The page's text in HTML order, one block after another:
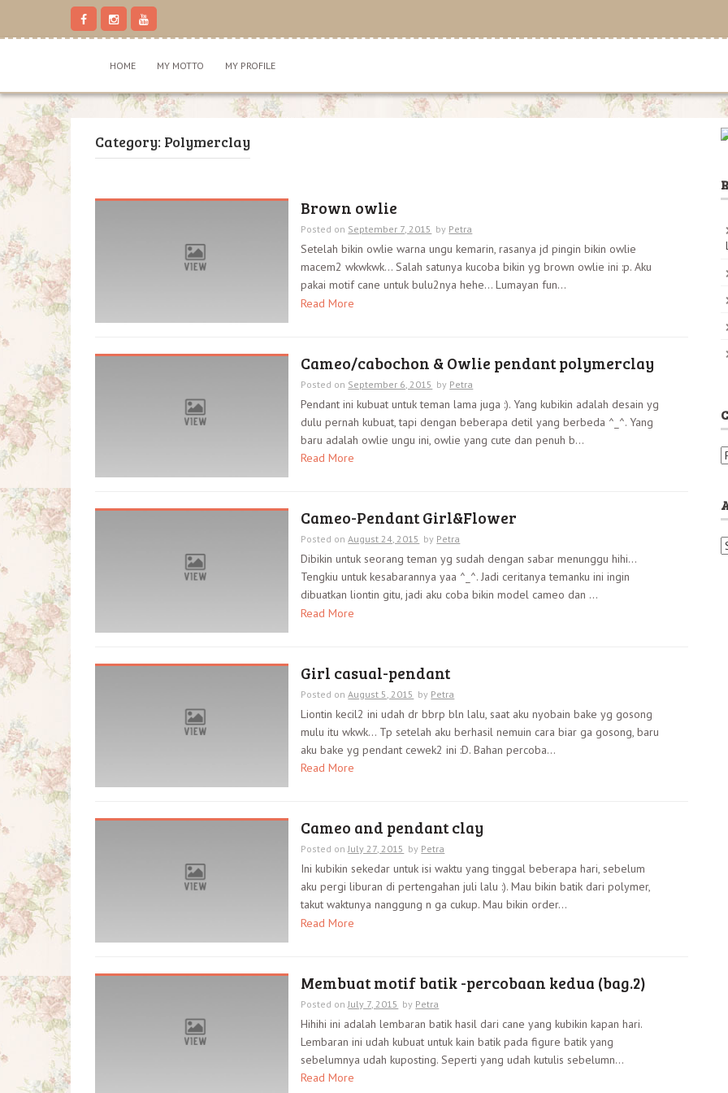
i
o
t
e
n
t
HOME MY MOTTO MY PROFILE
Category: Polymerclay
Brown owlie
Posted on September 7, 2015 by Petra
Setelah bikin owlie warna ungu kemarin, rasanya jd pingin bikin owlie
macem2 wkwkwk… Salah satunya kucoba bikin yg brown owlie ini :p. Aku
pakai motif cane untuk bulu2nya hehe… Lumayan fun...
Read More
Cameo/cabochon & Owlie pendant polymerclay
Posted on September 6, 2015 by Petra
Pendant ini kubuat untuk teman lama juga :). Yang kubikin adalah desain yg
dulu pernah kubuat, tapi dengan beberapa detil yang berbeda ^_^. Yang
baru adalah owlie ungu ini, owlie yang cute dan penuh b...
Read More
Cameo-Pendant Girl&Flower
Posted onAugust 24, 2015 by Petra
Dibikin untuk seorang teman yg sudah dengan sabar menunggu hihi…
Tengkiu untuk kesabarannya yaa ^_^. Jadi ceritanya temanku ini ingin
dibuatkan liontin gitu, jadi aku coba bikin model cameo dan ...
Read More
Girl casual-pendant
Posted onAugust 5, 2015 by Petra
Liontin kecil2 ini udah dr bbrp bln lalu, saat aku nyobain bake yg gosong
mulu itu wkwk… Tp setelah aku berhasil nemuin cara biar ga gosong, baru
aku bake yg pendant cewek2 ini :D. Bahan percoba...
Read More
Cameo and pendant clay
Posted onJuly 27, 2015 by Petra
Ini kubikin sekedar untuk isi waktu yang tinggal beberapa hari, sebelum
aku pergi liburan di pertengahan juli lalu :). Mau bikin batik dari polymer,
takut waktunya nanggung n ga cukup. Mau bikin order...
Read More
Membuat motif batik -percobaan kedua (bag.2)
Posted on July 7, 2015 by Petra
Hihihi ini adalah lembaran batik hasil dari cane yang kubikin kapan hari.
Lembaran ini udah kubuat untuk kain batik pada figure batik yang
sebelumnya udah kuposting. Seperti yang udah kutulis sebelumn...
Read More
C
e
g
o
rA